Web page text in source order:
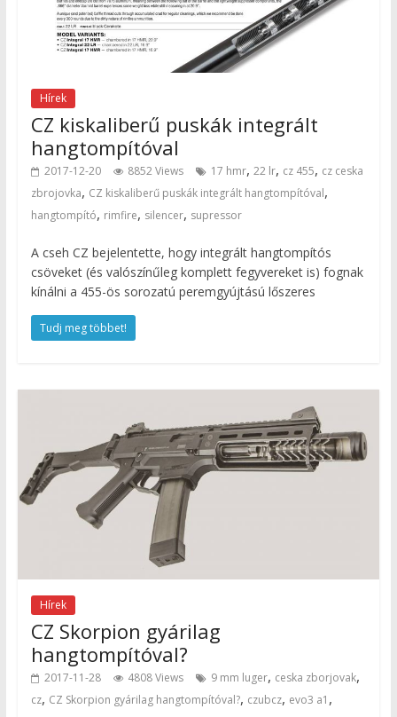
Hírek
CZ kiskaliberű puskák integrált
hangtompítóval
2017-12-20 8852 Views 17 hmr, 22 lr, cz 455, cz ceska
zbrojovka, CZ kiskaliberű puskák integrált hangtompítóval,
hangtompító, rimfire, silencer, supressor
A cseh CZ bejelentette, hogy integrált hangtompítós
csöveket (és valószínűleg komplett fegyvereket is) fognak
kínálni a 455-ös sorozatú peremgyújtású lőszeres
Tudj meg többet!
Hírek
CZ Skorpion gyárilag
hangtompítóval?
2017-11-28 4808 Views 9 mm luger, ceska zborjovak,
cz, CZ Skorpion gyárilag hangtompítóval?, czubcz, evo3 a1 ,